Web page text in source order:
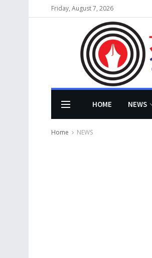
Friday, August 7, 2026
HOME NEWS
Home NEWS